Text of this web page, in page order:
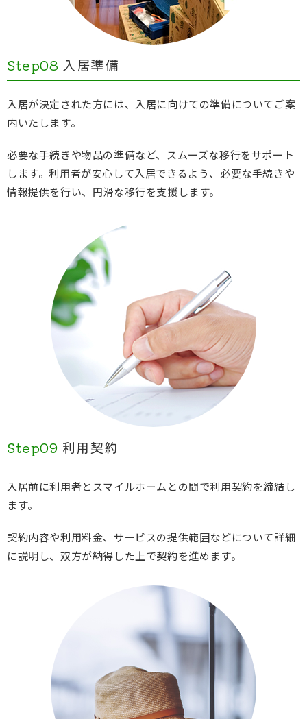
Step08 入居準備
入居が決定された方には、入居に向けての準備についてご案
内いたします。
必要な手続きや物品の準備など、スムーズな移行をサポート
します。利用者が安心して入居できるよう、必要な手続きや
情報提供を行い、円滑な移行を支援します。
Step09 利用契約
入居前に利用者とスマイルホームとの間で利用契約を締結し
ます。
契約内容や利用料金、サービスの提供範囲などについて詳細
に説明し、双方が納得した上で契約を進めます。